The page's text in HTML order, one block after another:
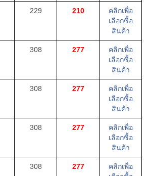
229 210
คลิกเพื่อ
เลือกซื้อ
สินค้า
308 277
คลิกเพื่อ
เลือกซื้อ
สินค้า
308 277
คลิกเพื่อ
เลือกซื้อ
สินค้า
308 277
คลิกเพื่อ
เลือกซื้อ
สินค้า
308 277
คลิกเพื่อ